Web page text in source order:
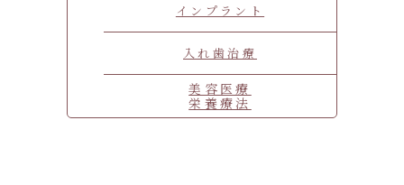
インプラント
入れ歯治療
美容医療
栄養療法